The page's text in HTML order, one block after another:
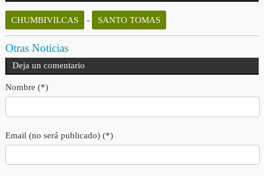
CHUMBIVILCAS - SANTO TOMAS
Otras Noticias
Deja un comentario
Nombre (*)
Email (no será publicado) (*)